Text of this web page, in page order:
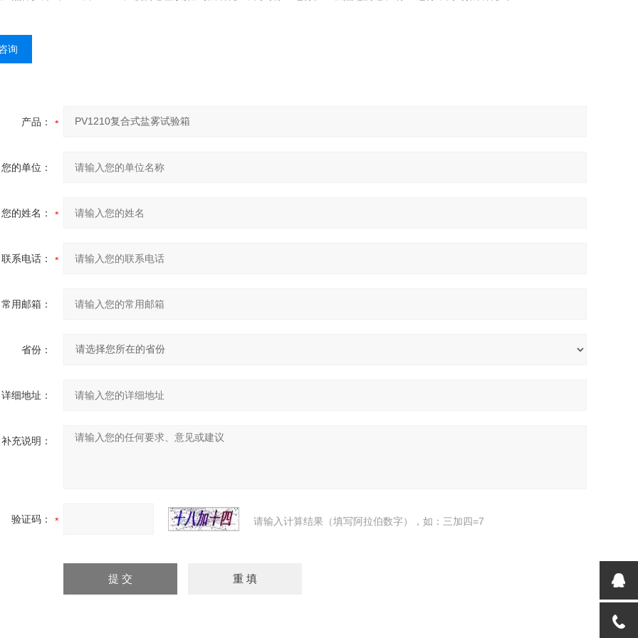
询
产品：
您的单位：
您的姓名：
联系电话：
常用邮箱：
省份：
详细地址：
补充说明：
验证码： 请输入计算结果（填写阿拉伯数字），如：三加四=7